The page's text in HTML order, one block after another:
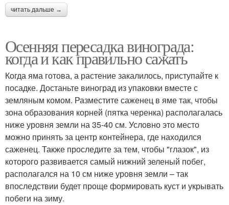
читать дальше →
Осенняя пересадка винограда:
когда и как правильно сажать
Когда яма готова, а растение закалилось, приступайте к
посадке. Достаньте виноград из упаковки вместе с
земляным комом. Разместите саженец в яме так, чтобы
зона образования корней (пятка черенка) располагалась
ниже уровня земли на 35-40 см. Условно это место
можно принять за центр контейнера, где находился
саженец. Также проследите за тем, чтобы "глазок", из
которого развивается самый нижний зеленый побег,
располагался на 10 см ниже уровня земли – так
впоследствии будет проще формировать куст и укрывать
побеги на зиму.